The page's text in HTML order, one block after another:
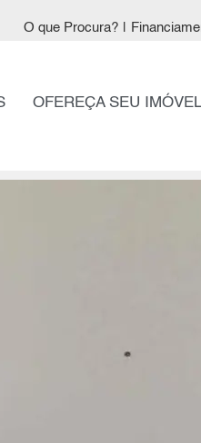
O que Procura?
OFEREÇA SEU IMÓVEL